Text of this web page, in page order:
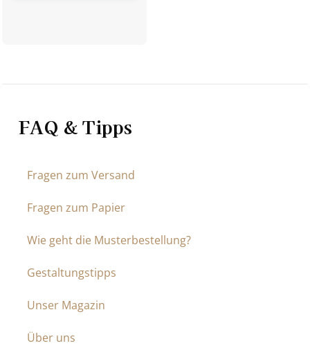
FAQ & Tipps
Fragen zum Versand
Fragen zum Papier
Wie geht die Musterbestellung?
Gestaltungstipps
Unser Magazin
Über uns